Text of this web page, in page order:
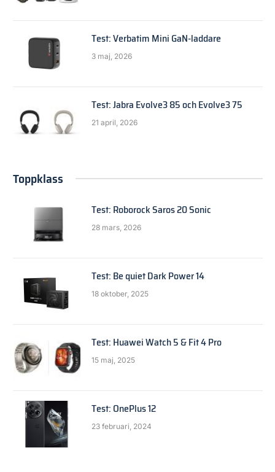
Test: Verbatim Mini GaN-laddare
3 maj, 2026
Test: Jabra Evolve3 85 och Evolve3 75
21 april, 2026
Toppklass
Test: Roborock Saros 20 Sonic
28 mars, 2026
Test: Be quiet Dark Power 14
18 oktober, 2025
Test: Huawei Watch 5 & Fit 4 Pro
15 maj, 2025
Test: OnePlus 12
23 februari, 2024